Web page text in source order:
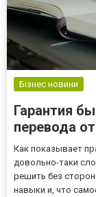
Бізнес новини
Гарантия
перевода
Как показывает
довольно-таки
решить без
навыки и, что